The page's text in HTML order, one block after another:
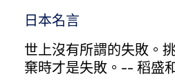
日本名言
世上沒有所謂的失敗。
棄時才是失敗。-- 稻盛